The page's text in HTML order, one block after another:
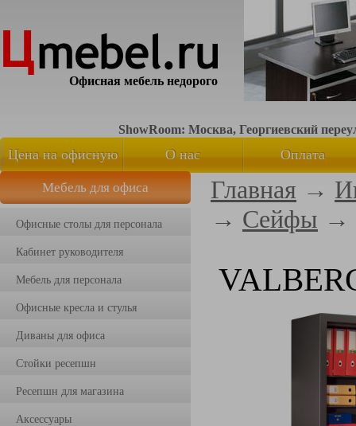
Офисная мебель недорого
ShowRoom: Москва, Георгиевский
Цена на офисную
мебель
О нас Оплата
Мебель для офиса
Офисные столы для персонала
Кабинет руководителя
Мебель для персонала
Офисные кресла и стулья
Диваны для офиса
Стойки ресепшн
Ресепшн для магазина
Аксессуары
Главная →
→ Сейфы →